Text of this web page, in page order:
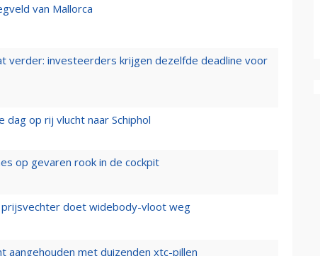
van Mallorca
verder: investeerders krijgen dezelfde deadline voor
op rij vlucht naar Schiphol
op gevaren rook in de cockpit
prijsvechter doet widebody-vloot weg
aangehouden met duizenden xtc-pillen